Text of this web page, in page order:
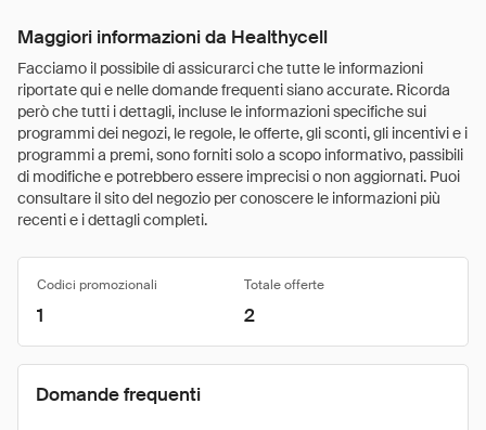
Maggiori informazioni da Healthycell
Facciamo il possibile di assicurarci che tutte le informazioni
riportate qui e nelle domande frequenti siano accurate. Ricorda
però che tutti i dettagli, incluse le informazioni specifiche sui
programmi dei negozi, le regole, le offerte, gli sconti, gli incentivi e i
programmi a premi, sono forniti solo a scopo informativo, passibili
di modifiche e potrebbero essere imprecisi o non aggiornati. Puoi
consultare il sito del negozio per conoscere le informazioni più
recenti e i dettagli completi.
Codici promozionali Totale offerte
1 2
Domande frequenti